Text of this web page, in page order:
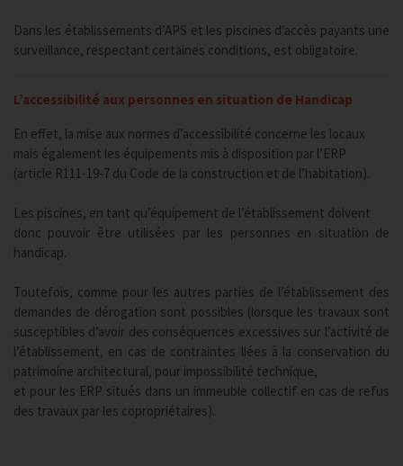
Dans les établissements d’APS et les piscines d’accès payants une
surveillance, respectant certaines conditions, est obligatoire.
L’accessibilité aux personnes en situation de Handicap
En effet, la mise aux normes d’accessibilité concerne les locaux
mais également les équipements mis à disposition par l’ERP
(article R111-19-7 du Code de la construction et de l’habitation).
Les piscines, en tant qu’équipement de l’établissement doivent
donc pouvoir être utilisées par les personnes en situation de
handicap.
Toutefois, comme pour les autres parties de l’établissement des
demandes de dérogation sont possibles (lorsque les travaux sont
susceptibles d’avoir des conséquences excessives sur l’activité de
l’établissement, en cas de contraintes liées à la conservation du
patrimoine architectural, pour impossibilité technique,
et pour les ERP situés dans un immeuble collectif en cas de refus
des travaux par les copropriétaires).